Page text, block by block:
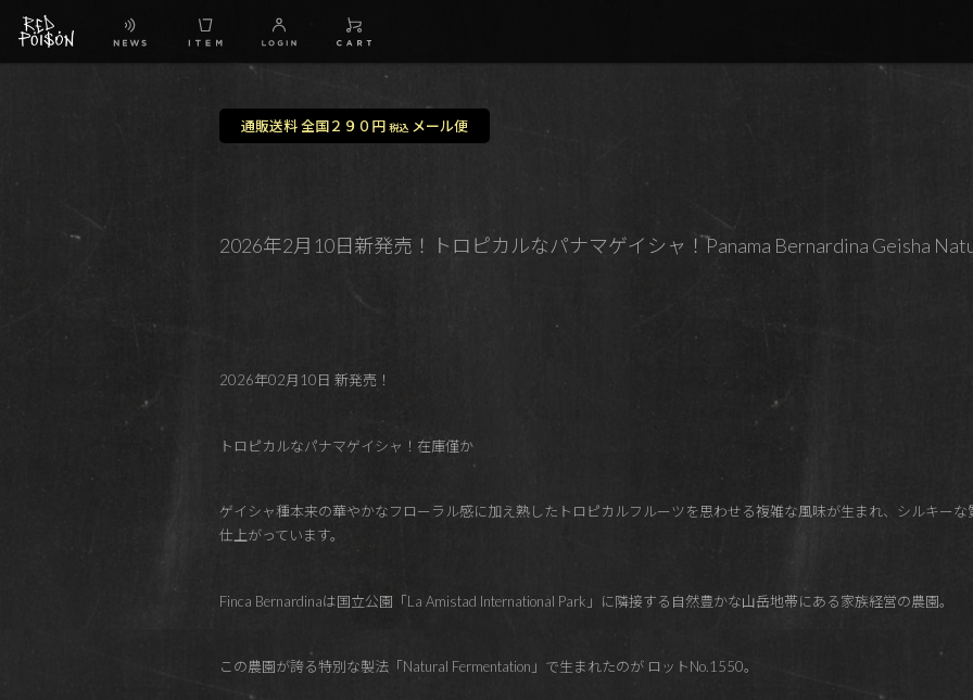
通販送料 全国２９０円 税込メール便
2026年2月10日新発売！トロピカルなパナマゲイシャ！Panama Bernardina Geisha
2026年02月10日 新発売！
トロピカルなパナマゲイシャ！在庫僅か
ゲイシャ種本来の華やかなフローラル感に加え熟したトロピカルフルーツを思わせる複雑な風味が生まれ、シルキー
仕上がっています。
Finca Bernardinaは国立公園「La Amistad International Park」に隣接する自然豊かな山岳地帯にある家族経営の農園。
この農園が誇る特別な製法「Natural Fermentation」で生まれたのが ロットNo.1550。